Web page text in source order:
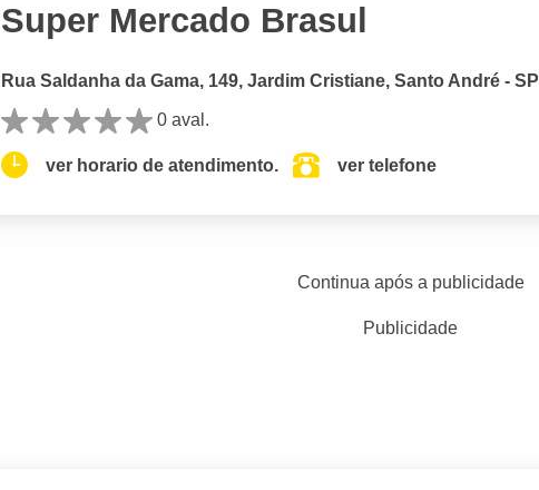
Super Mercado Brasul
Rua Saldanha da Gama, 149, Jardim Cristiane, Santo André - SP
0 aval.
ver horario de atendimento. ver telefone
Continua após a publicidade
Publicidade